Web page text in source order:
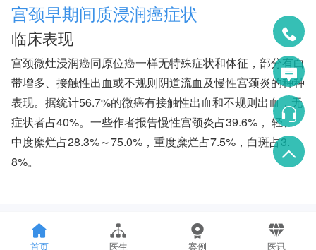
宫颈早期间质浸润癌症状
临床表现
宫颈微灶浸润癌同原位癌一样无特殊症状和体征，部分有白
带增多、接触性出血或不规则阴道流血及慢性宫颈炎的种种
表现。据统计56.7%的微癌有接触性出血和不规则出血，无
症状者占40%。一些作者报告慢性宫颈炎占39.6%， 轻、
中度糜烂占28.3%～75.0%，重度糜烂占7.5%，白斑占3.
8%。
首页 医生 案例 医讯